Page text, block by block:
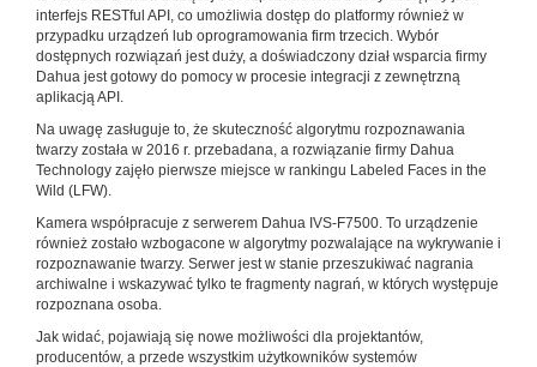
interfejs RESTful API, co umożliwia dostęp do platformy również w
przypadku urządzeń lub oprogramowania firm trzecich. Wybór
dostępnych rozwiązań jest duży, a doświadczony dział wsparcia firmy
Dahua jest gotowy do pomocy w procesie integracji z zewnętrzną
aplikacją API.
Na uwagę zasługuje to, że skuteczność algorytmu rozpoznawania
twarzy została w 2016 r. przebadana, a rozwiązanie firmy Dahua
Technology zajęło pierwsze miejsce w rankingu Labeled Faces in the
Wild (LFW).
Kamera współpracuje z serwerem Dahua IVS-F7500. To urządzenie
również zostało wzbogacone w algorytmy pozwalające na wykrywanie i
rozpoznawanie twarzy. Serwer jest w stanie przeszukiwać nagrania
archiwalne i wskazywać tylko te fragmenty nagrań, w których występuje
rozpoznana osoba.
Jak widać, pojawiają się nowe możliwości dla projektantów,
producentów, a przede wszystkim użytkowników systemów